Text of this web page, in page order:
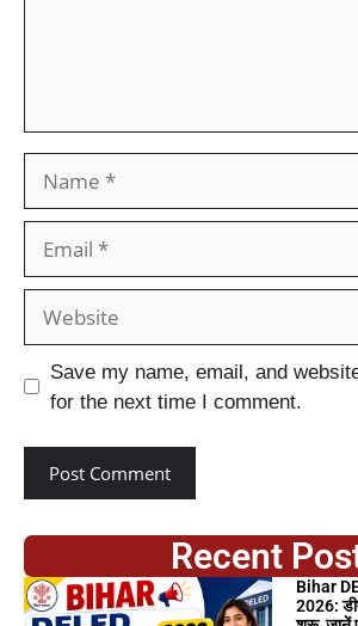
Save my name, email, and
for the next time I comment.
Recent
Bihar
2026: